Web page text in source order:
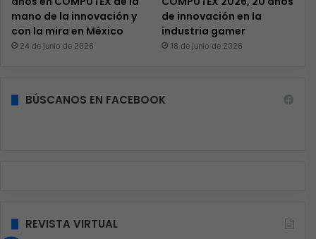
mano de la innovación y
con la mira en México
24 de junio de 2026
de innovación en la
industria gamer
18 de junio de 2026
BÚSCANOS EN FACEBOOK
REVISTA VIRTUAL